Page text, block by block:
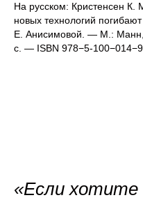
На русском: Кристенсен К.
новых технологий
Е. Анисимовой. — М.:
с. — ISBN 978−5-
«Если хотите